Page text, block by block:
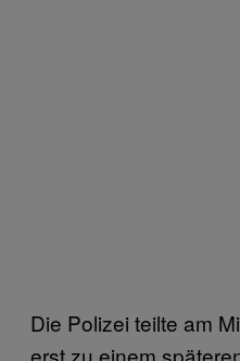
Die Polizei teilte am
erst zu einem